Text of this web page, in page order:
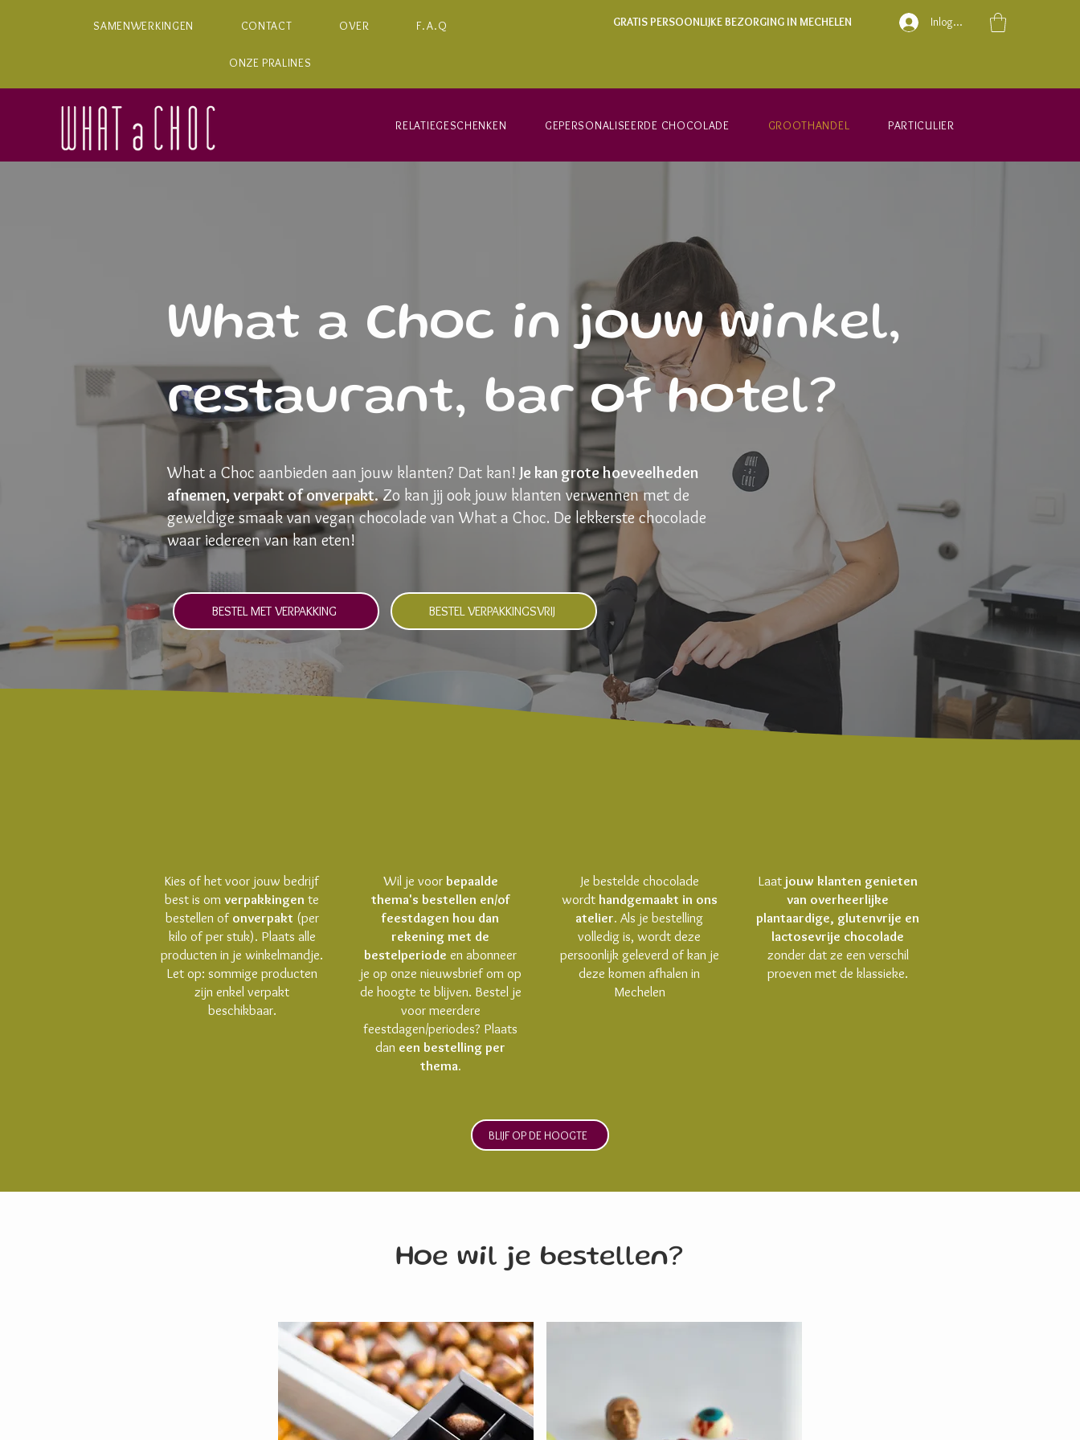
SAMENWERKINGEN CONTACT OVER F.A.Q
ONZE PRALINES
GRATIS PERSOONLIJKE BEZORGING IN MECHELEN Inloggen
RELATIEGESCHENKEN GEPERSONALISEERDE CHOCOLADE GROOTHANDEL PARTICULIER
What a Choc in jouw winkel,
restaurant, bar of hotel?
What a Choc aanbieden aan jouw klanten? Dat kan! Je kan grote hoeveelheden
afnemen, verpakt of onverpakt.Zo kan jij ook jouw klanten verwennen met de
geweldige smaak van vegan chocolade van What a Choc. De lekkerste chocolade
waar iedereen van kan eten!
BESTEL MET VERPAKKING BESTEL VERPAKKINGSVRIJ
Kies of het voor jouw bedrijf
best is om verpakkingen te
bestellen of onverpakt (per
kilo of per stuk). Plaats alle
producten in je winkelmandje.
Let op: sommige producten
zijn enkel verpakt
beschikbaar.
Wil je voorbepaalde
thema's bestellen en/of
feestdagen hou dan
rekening met de
bestelperiode en abonneer
je op onze nieuwsbrief om op
de hoogte te blijven. Bestel je
voor meerdere
feestdagen/periodes? Plaats
dan een bestelling per
thema.
Je bestelde chocolade
wordt handgemaakt in ons
atelier. Als je bestelling
volledig is, wordt deze
persoonlijk geleverd of kan je
deze komen afhalen in
Mechelen
Laat jouw klanten genieten
van overheerlijke
plantaardige, glutenvrije en
lactosevrije chocolade
zonder dat ze een verschil
proeven met de klassieke.
BLIJF OP DE HOOGTE
Hoe wil je bestellen?